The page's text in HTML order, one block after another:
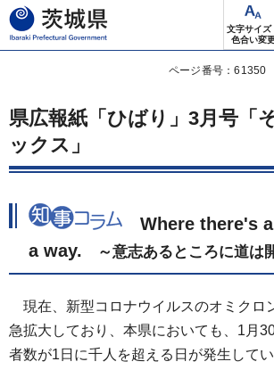
茨城県
文字サイズ
色合い変
ページ番号：61350
県広報紙「ひばり」3月号「
ックス」
Where there's
a way.
～意志あるところに道は
現在、 新型コロナウイルスのオミクロ
急拡大しており、本県においても、1月
者数が1日に千人を超える日が発生してい